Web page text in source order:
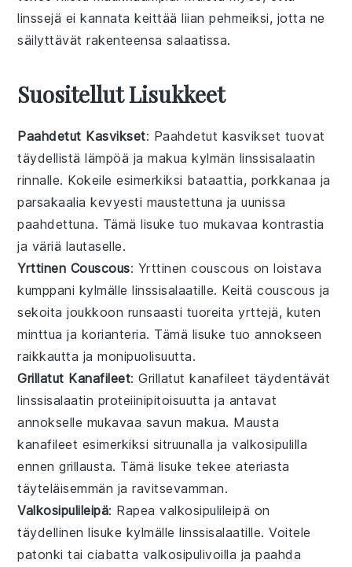
linssejä ei kannata keittää liian pehmeiksi, jotta ne
säilyttävät rakenteensasalaatissa.
Suositellut Lisukkeet
Paahdetut Kasvikset: Paahdetut kasvikset tuovat
täydellistä lämpöä ja makua kylmän linssisalaatin
rinnalle. Kokeile esimerkiksi bataattia, porkkanaa ja
parsakaalia kevyesti maustettuna ja uunissa
paahdettuna. Tämä lisuke tuo mukavaa kontrastia
ja väriä lautaselle.
Yrttinen Couscous: Yrttinencouscous on loistava
kumppani kylmälle linssisalaatille. Keitä couscous ja
sekoita joukkoon runsaasti tuoreitayrttejä, kuten
minttua ja korianteria. Tämä lisuke tuo annokseen
raikkautta ja monipuolisuutta.
Grillatut Kanafileet: Grillatutkanafileet täydentävät
linssisalaatin proteiinipitoisuutta ja antavat
annokselle mukavaa savun makua. Mausta
kanafileet esimerkiksi sitruunalla javalkosipulilla
ennen grillausta. Tämä lisuke tekee ateriasta
täyteläisemmän ja ravitsevamman.
Valkosipulileipä: Rapeavalkosipulileipä on
täydellinen lisuke kylmälle linssisalaatille. Voitele
patonki taiciabatta valkosipulivoilla ja paahda